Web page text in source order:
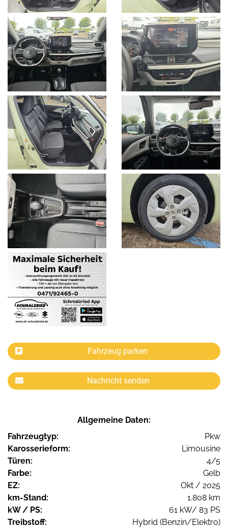
Fahrzeug parken
Nachricht senden
Allgemeine Daten:
Fahrzeugtyp:
Pkw
Karosserieform:
Limousine
Türen:
4/5
Farbe:
Gelb
EZ:
Okt / 2025
km-Stand:
1.808 km
kW / PS:
61 kW/ 83 PS
Treibstoff:
Hybrid (Benzin/Elektro)